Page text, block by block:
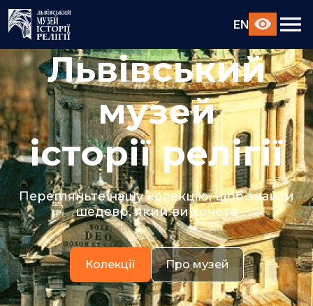
EN
Львівський
музей
історії релігії
Перегляньте нашу колекцію, щоб знайти
шедевр, який ви хочете
Колекції Про музей